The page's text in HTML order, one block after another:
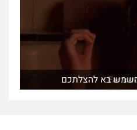
בא להצלתכם